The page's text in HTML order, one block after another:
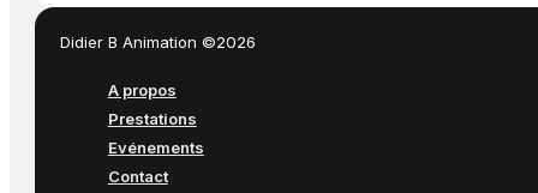
Didier B Animation ©2026
A propos
Prestations
Evénements
Contact